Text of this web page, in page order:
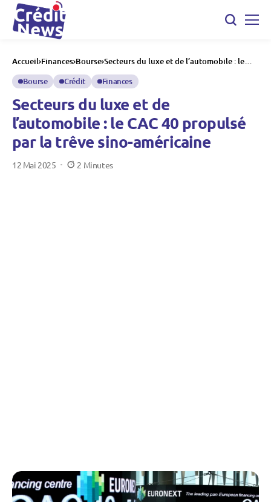
Accueil Finances Bourse Secteurs du luxe et de l’automobile : le
américaine
Bourse Crédit Finances
Secteurs du luxe et de
l’automobile : le CAC 40 propulsé
par la trêve sino-américaine
12 Mai 2025 2 Minutes